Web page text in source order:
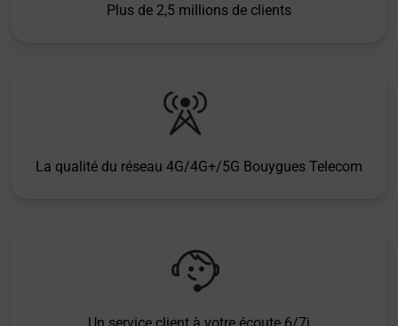
Plus de 2,5 millions de clients
La qualité du réseau 4G/4G+/5G Bouygues Telecom